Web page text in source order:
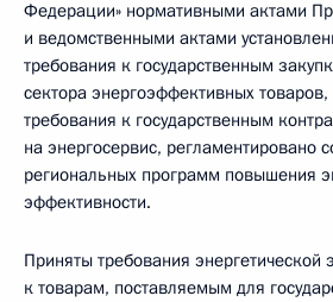
Федерации» нормативными актами
и ведомственными актами
требования к государственным
сектора энергоэффективных
требования к государственным
на энергосервис, регламентировано
региональных программ повышения
эффективности.
Приняты требования энергетической
к товарам, поставляемым для